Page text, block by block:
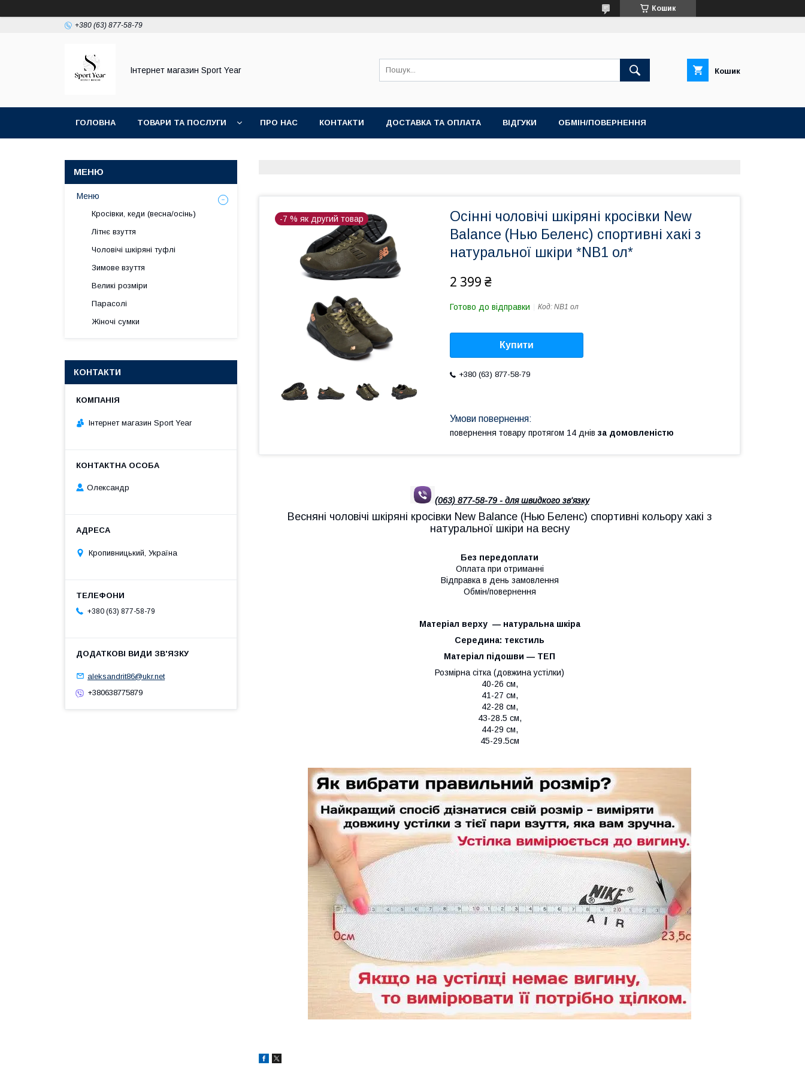
Кошик
+380 (63) 877-58-79
Інтернет магазин Sport Year Кошик
ГОЛОВНА ТОВАРИ ТА ПОСЛУГИ ПРО НАС КОНТАКТИ ДОСТАВКА ТА ОПЛАТА ВІДГУКИ ОБМІН/ПОВЕРНЕННЯ
-7 % як другий товар
Осінні чоловічі шкіряні кросівки New
Balance (Нью Беленс) спортивні хакі з
натуральної шкіри *NB1 ол*
2 399 ₴
Готово до відправки Код: NB1 ол
Купити
+380 (63) 877-58-79
повернення товару протягом 14 днів за домовленістю
(063) 877-58-79 - для швидкого зв'язку
Весняні чоловічі шкіряні кросівки New Balance (Нью Беленс) спортивні кольору хакі з
натуральної шкіри на весну
Без передоплати
Оплата при отриманні
Відправка в день замовлення
Обмін/повернення
Матеріал верху ― натуральна шкіра
Середина: текстиль
Матеріал підошви ― ТЕП
Розмірна сітка (довжина устілки)
40-26 см,
41-27 см,
42-28 см,
43-28.5 см,
44-29 см,
45-29.5см
Меню
Кросівки, кеди (весна/осінь)
Літнє взуття
Чоловічі шкіряні туфлі
Зимове взуття
Великі розміри
Парасолі
Жіночі сумки
КОНТАКТИ
Інтернет магазин Sport Year
Олександр
Кропивницький, Україна
+380 (63) 877-58-79
aleksandrit86@ukr.net
+380638775879